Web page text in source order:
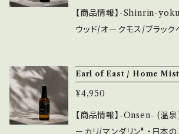
reshenerやIncense各種と
ぶことも可能です。
ほっと一息つけるような、
出してくれます。 ・内容量
で香りを変えてみるのも良
ンで複数持ちもおすすめで
ではAir Freshenerや
わせて選ぶことも可能です。
【商品情報】-Shinrin-
ウッド/オークモス/ブラック
に黒コショウが入ることによ
で、ビターなニュアンスを
す。 特にホームミストでは
ていただけます。 ・内容
Earl of East / Home
¥4,950
【商品情報】-Onsen- (温
ーカリ/マンダリン" ・日本